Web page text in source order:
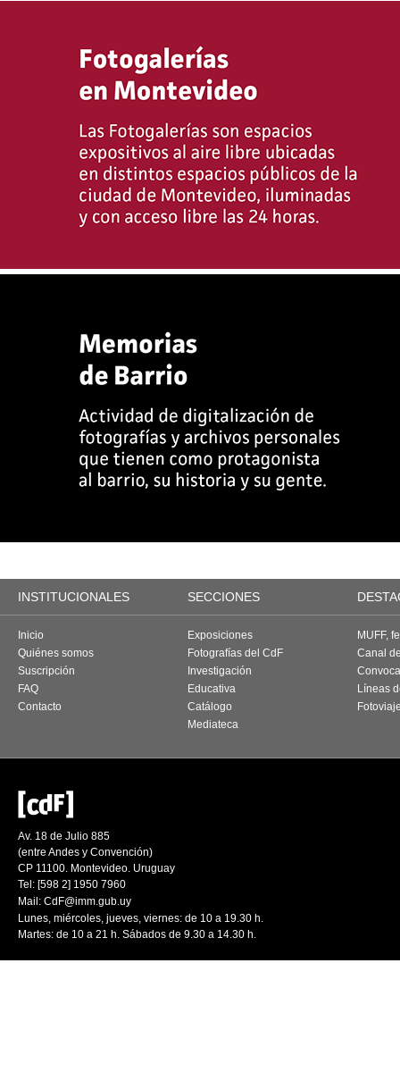
INSTITUCIONALES SECCIONES
Inicio
Quiénes somos
Suscripción
FAQ
Contacto
Exposiciones
Fotografías del CdF
Investigación
Educativa
Catálogo
Mediateca
MUFF,
Canal
Líneas
Av. 18 de Julio 885
(entre Andes y Convención)
CP 11100. Montevideo. Uruguay
Tel: [598 2] 1950 7960
Mail: CdF@imm.gub.uy
Lunes, miércoles, jueves, viernes: de 10 a 19.30 h.
Martes: de 10 a 21 h. Sábados de 9.30 a 14.30 h.